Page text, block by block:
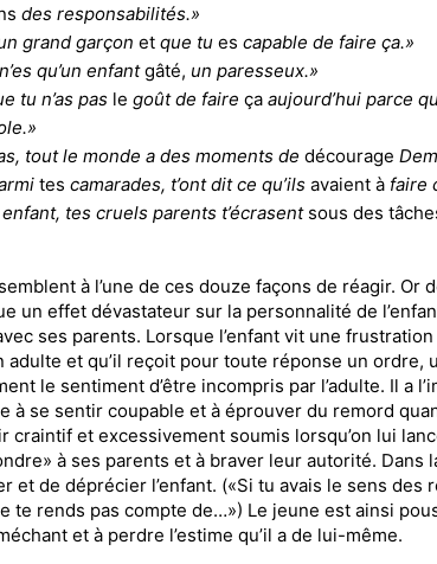
des responsabilités.»
grand garçon et que tu es capable de faire ça.»
n’es qu’un enfantgâté, un paresseux.»
tu n’as pas le goût de faire ça aujourd’hui parce
tout le monde a des moments de décourage­
tes camarades, t’ont dit ce qu’ils avaient à faire
en­fant, tes cruels parents t’écrasent sous des
à l’une de ces douze façons de réa­gir. Or
un effet dévastateur sur la personnalité de
ses parents. Lorsque l’enfant vit une
adulte et qu’il reçoit pour toute réponse un ordre,
le sentiment d’être incompris par l’adulte. Il a
à se sentir coupable et à éprouver du remord
craintif et excessivement soumis lorsqu’on lui
à ses parents et à braver leur autorité. Dans
et de déprécier l’enfant. («Si tu avais le sens des
te rends pas compte de…») Le jeune est ainsi
et à perdre l’estime qu’il a de lui-même.